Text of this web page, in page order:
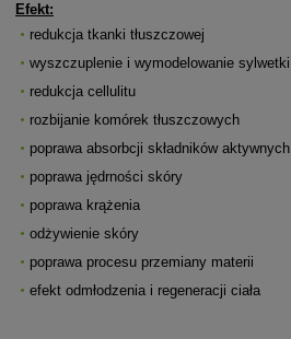
Efekt:
redukcja tkanki tłuszczowej
wyszczuplenie i wymodelowanie sylwetki
redukcja cellulitu
rozbijanie komórek tłuszczowych
poprawa absorbcji składników aktywnych
poprawa jędrności skóry
poprawa krążenia
odżywienie skóry
poprawa procesu przemiany materii
efekt odmłodzenia i regeneracji ciała